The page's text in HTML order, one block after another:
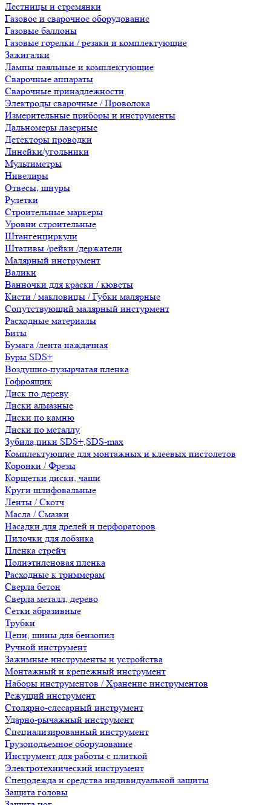
Лестницы и стремянки
Газовое и сварочное оборудование
Газовые баллоны
Газовые горелки / резаки и комплектующие
Зажигалки
Лампы паяльные и комплектующие
Сварочные аппараты
Сварочные принадлежности
Электроды сварочные / Проволока
Измерительные приборы и инструменты
Дальномеры лазерные
Детекторы проводки
Линейки/угольники
Мультиметры
Нивелиры
Отвесы, шнуры
Рулетки
Строительные маркеры
Уровни строительные
Штангенциркули
Штативы /рейки /держатели
Малярный инструмент
Валики
Ванночки для краски / кюветы
Кисти / макловицы / Губки малярные
Сопутствующий малярный инстурмент
Расходные материалы
Биты
Бумага /лента наждачная
Буры SDS+
Воздушно-пузырчатая пленка
Гофроящик
Диск по дереву
Диски алмазные
Диски по камню
Диски по металлу
Зубила,пики SDS+,SDS-max
Комплектующие для монтажных и клеевых пистолетов
Коронки / Фрезы
Корщетки диски, чаши
Круги шлифовальные
Ленты / Скотч
Масла / Смазки
Насадки для дрелей и перфораторов
Пилочки для лобзика
Пленка стрейч
Полиэтиленовая пленка
Расходные к триммерам
Сверла бетон
Сверла металл, дерево
Сетки абразивные
Трубки
Цепи, шины для бензопил
Ручной инструмент
Зажимные инструменты и устройства
Монтажный и крепежный инструмент
Наборы инструментов / Хранение инструментов
Режущий инструмент
Столярно-слесарный инструмент
Ударно-рычажный инструмент
Специализированный инструмент
Грузоподъемное оборудование
Инструмент для работы с плиткой
Электротехнический инструмент
Спецодежда и средства индивидуальной защиты
Защита головы